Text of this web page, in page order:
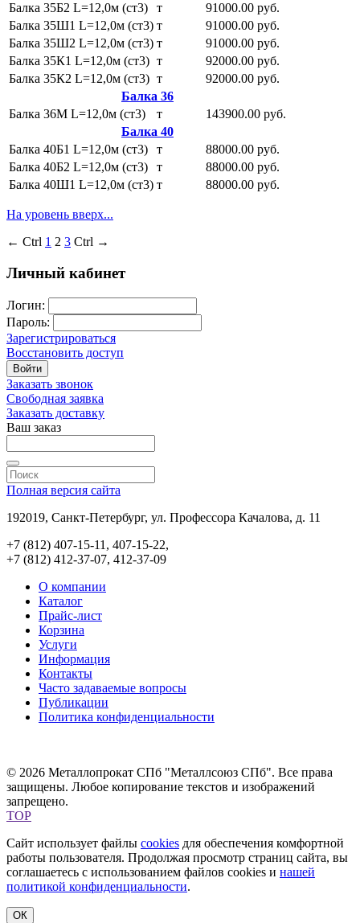
Балка 35Б2 L=12,0м (ст3)
т
91000.00 руб.
Балка 35Ш1 L=12,0м (ст3) т
91000.00 руб.
Балка 35Ш2 L=12,0м (ст3) т
91000.00 руб.
Балка 35К1 L=12,0м (ст3) т
92000.00 руб.
Балка 35К2 L=12,0м (ст3) т
92000.00 руб.
Балка 36
Балка 36М L=12,0м (ст3)
т
143900.00 руб.
Балка 40
Балка 40Б1 L=12,0м (ст3)
т
88000.00 руб.
Балка 40Б2 L=12,0м (ст3)
т
88000.00 руб.
Балка 40Ш1 L=12,0м (ст3) т 88000.00 руб.
На уровень вверх...
← Ctrl 1 2 3 Ctrl →
Личный кабинет
Логин:
Пароль:
Зарегистрироваться
Восстановить доступ
Войти
Заказать звонок
Свободная заявка
Заказать доставку
Ваш заказ
Полная версия сайта
192019, Санкт-Петербург, ул. Профессора Качалова, д. 11
+7 (812) 407-15-11, 407-15-22,
+7 (812) 412-37-07, 412-37-09
О компании
Каталог
Прайс-лист
Корзина
Услуги
Информация
Контакты
Часто задаваемые вопросы
Публикации
Политика конфиденциальности
© 2026 Металлопрокат СПб "Металлсоюз СПб". Все права
защищены. Любое копирование текстов и изображений
запрещено.
TOP
Сайт использует файлы cookies для обеспечения комфортной
работы пользователя. Продолжая просмотр страниц сайта, вы
соглашаетесь с использованием файлов cookies и нашей
политикой конфиденциальности.
ОК